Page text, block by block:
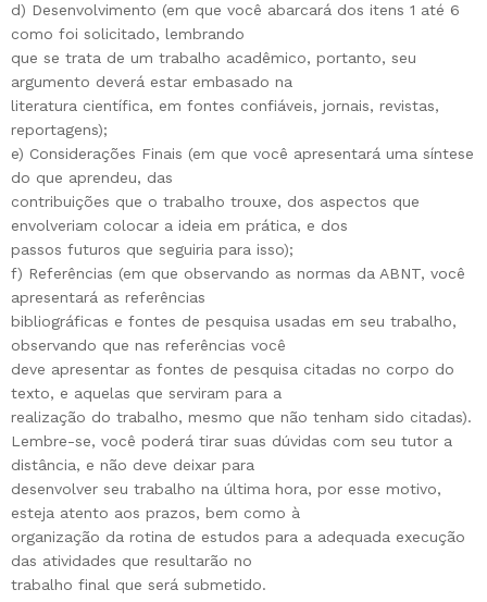
d) Desenvolvimento (em que você abarcará dos itens 1 até 6
como foi solicitado, lembrando
que se trata de um trabalho acadêmico, portanto, seu
argumento deverá estar embasado na
literatura científica, em fontes confiáveis, jornais, revistas,
reportagens);
e) Considerações Finais (em que você apresentará uma síntese
do que aprendeu, das
contribuições que o trabalho trouxe, dos aspectos que
envolveriam colocar a ideia em prática, e dos
passos futuros que seguiria para isso);
f) Referências (em que observando as normas da ABNT, você
apresentará as referências
bibliográficas e fontes de pesquisa usadas em seu trabalho,
observando que nas referências você
deve apresentar as fontes de pesquisa citadas no corpo do
texto, e aquelas que serviram para a
realização do trabalho, mesmo que não tenham sido citadas).
Lembre-se, você poderá tirar suas dúvidas com seu tutor a
distância, e não deve deixar para
desenvolver seu trabalho na última hora, por esse motivo,
esteja atento aos prazos, bem como à
organização da rotina de estudos para a adequada execução
das atividades que resultarão no
trabalho final que será submetido.